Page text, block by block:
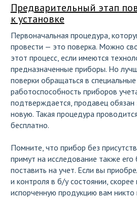
Предварительный этап
к установке
Первоначальная процедура,
провести — это поверка. Можно
этот процесс, если имеются
предназначенные приборы. Но
поверки обращаться в
работоспособность приборов
подтверждается, продавец обязан
новую. Такая процедура
бесплатно.
Помните, что прибор без
примут на исследование также
поставить на учет. Если вы
и контроля в б/у состоянии, скорее
испорченную продукцию вам никто